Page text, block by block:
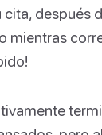
cita, después
mientras